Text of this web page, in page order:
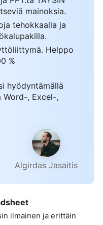
mainoksia.
tehokkaalla ja
Helppo
%
hyödyntämällä
Word-, Excel-,
Algirdas Jasaitis
ilmainen ja erittäin